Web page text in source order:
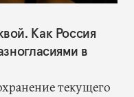
Как Россия
в
текущего